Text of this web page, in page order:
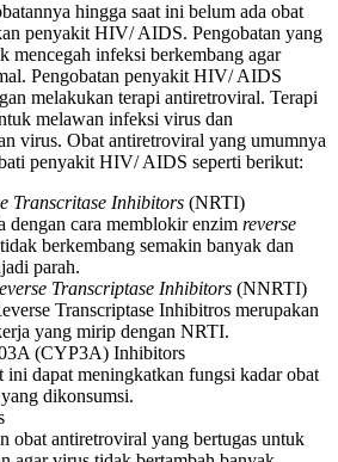
hingga saat ini belum ada obat
penyakit HIV/ AIDS. Pengobatan yang
mencegah infeksi berkembang agar
Pengobatan penyakit HIV/ AIDS
melakukan terapi antiretroviral. Terapi
melawan infeksi virus dan
virus. Obat antiretroviral yang umumnya
penyakit HIV/ AIDS seperti berikut:
Transcritase Inhibitors (NRTI)
dengan cara memblokir enzim reverse
berkembang semakin banyak dan
parah.
Transcriptase Inhibitors (NNRTI)
Transcriptase Inhibitros merupakan
yang mirip dengan NRTI.
(CYP3A) Inhibitors
ini dapat meningkatkan fungsi kadar obat
dikonsumsi.
obat antiretroviral yang bertugas untuk